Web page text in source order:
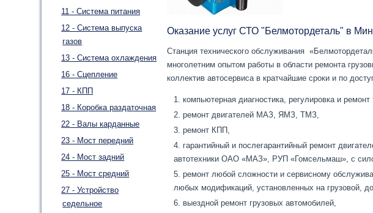
11 - Система питания
12 - Система выпуска
газов
13 - Система охлаждения
16 - Сцепление
17 - КПП
18 - Коробка раздаточная
22 - Валы карданные
23 - Мост передний
24 - Мост задний
25 - Мост средний
27 - Устройство
седельное
Оказание услуг СТО "Белмотордеталь" в
Станция технического обслуживания
многолетним опытом работы в области ремонта
коллектив автосервиса в кратчайшие сроки и по
компьютерная диагностика, регулировка и
ремонт двигателей МАЗ, ЯМЗ, ТМЗ,
ремонт КПП,
гарантийный и послегарантийный ремонт
автотехники ОАО «МАЗ», РУП «Гомсельмаш», с
ремонт любой сложности и сервисному
любых модификаций, установленных на грузовой,
выездной ремонт грузовых автомобилей,